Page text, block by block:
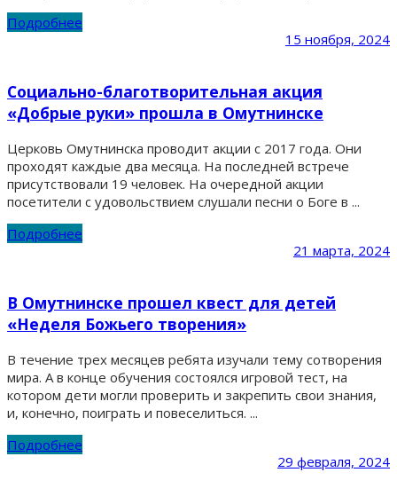
Подробнее
15 ноября, 2024
Социально-благотворительная акция
«Добрые руки» прошла в Омутнинске
Церковь Омутнинска проводит акции с 2017 года. Они
проходят каждые два месяца. На последней встрече
присутствовали 19 человек. На очередной акции
посетители с удовольствием слушали песни о Боге в ...
Подробнее
21 марта, 2024
В Омутнинске прошел квест для детей
«Неделя Божьего творения»
В течение трех месяцев ребята изучали тему сотворения
мира. А в конце обучения состоялся игровой тест, на
котором дети могли проверить и закрепить свои знания,
и, конечно, поиграть и повеселиться. ...
Подробнее
29 февраля, 2024